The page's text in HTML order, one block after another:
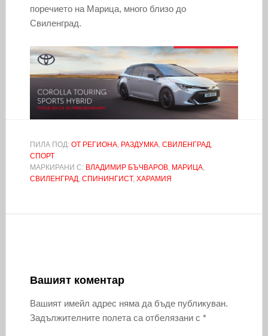
поречието на Марица, много близо до
Свиленград.
ПИЛА ПОД: ОТ РЕГИОНА, РАЗДУМКА, СВИЛЕНГРАД,
СПОРТ
МАРКИРАНИ С: ВЛАДИМИР БЪЧВАРОВ, МАРИЦА,
СВИЛЕНГРАД, СПИНИНГИСТ, ХАРАМИЯ
Вашият коментар
Вашият имейл адрес няма да бъде публикуван.
Задължителните полета са отбелязани с *